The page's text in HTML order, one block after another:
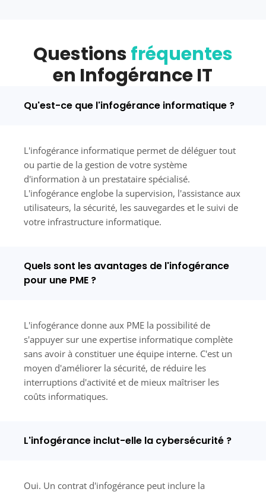
Questionsfréquentes
en Infogérance IT
Qu'est-ce que l'infogérance informatique ?
L'infogérance informatique permet de déléguer tout
ou partie de la gestion de votre système
d'information à un prestataire spécialisé.
L'infogérance englobe la supervision, l'assistance aux
utilisateurs, la sécurité, les sauvegardes et le suivi de
votre infrastructure informatique.
Quels sont les avantages de l'infogérance
pour une PME ?
L'infogérance donne aux PME la possibilité de
s'appuyer sur une expertise informatique complète
sans avoir à constituer une équipe interne. C'est un
moyen d'améliorer la sécurité, de réduire les
interruptions d'activité et de mieux maîtriser les
coûts informatiques.
L'infogérance inclut-elle la cybersécurité ?
Oui. Un contrat d'infogérance peut inclure la